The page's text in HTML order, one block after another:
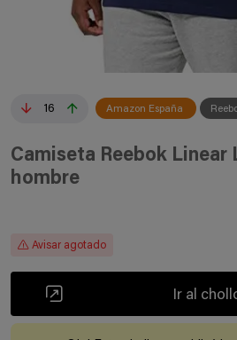
16 Amazon España
Camiseta Reebok Linear
hombre
Avisar agotado
Ir al